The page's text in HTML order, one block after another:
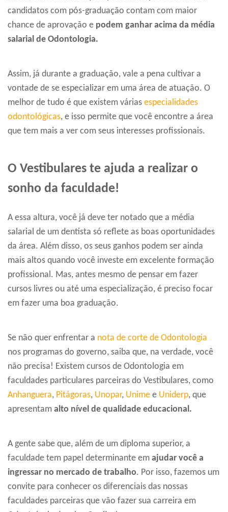
candidatos com pós-graduação contam com maior
chance de aprovação e podem ganhar acima da média
salarial de Odontologia.
Assim, já durante a graduação, vale a pena cultivar a
vontade de se especializar em uma área de atuação. O
melhor de tudo é que existem várias especialidades
odontológicas, e isso permite que você encontre a área
que tem mais a ver com seus interesses profissionais.
O Vestibulares te ajuda a realizar o
sonho da faculdade!
A essa altura, você já deve ter notado que a média
salarial de um dentista só reflete as boas oportunidades
da área. Além disso, os seus ganhos podem ser ainda
mais altos quando você investe em excelente formação
profissional. Mas, antes mesmo de pensar em fazer
cursos livres ou até uma especialização, é preciso focar
em fazer uma boa graduação.
Se não quer enfrentar a nota de corte de Odontologia
nos programas do governo, saiba que, na verdade, você
não precisa! Existem cursos de Odontologia em
faculdades particulares parceiras do Vestibulares, como
Anhanguera, Pitágoras, Unopar, Unime e Uniderp, que
apresentam alto nível de qualidade educacional.
A gente sabe que, além de um diploma superior, a
faculdade tem papel determinante em ajudar você a
ingressar no mercado de trabalho. Por isso, fazemos um
convite para conhecer os diferenciais das nossas
faculdades parceiras que vão fazer sua carreira em